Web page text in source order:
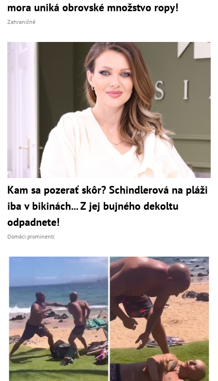
mora uniká obrovské množstvo ropy!
Zahraničné
Kam sa pozerať skôr? Schindlerová na pláži
iba v bikinách... Z jej bujného dekoltu
odpadnete!
Domáci prominenti